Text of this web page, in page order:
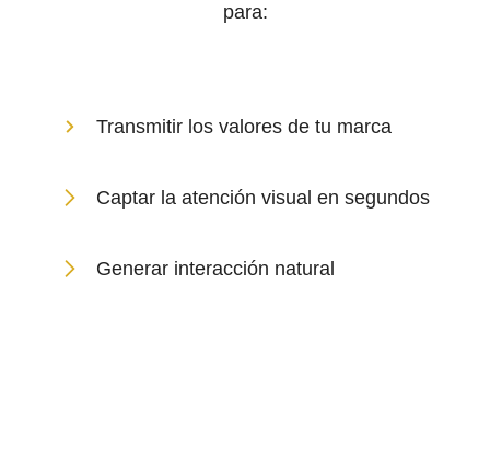
para:
Transmitir los valores de tu marca
Captar la atención visual en segundos
Generar interacción natural